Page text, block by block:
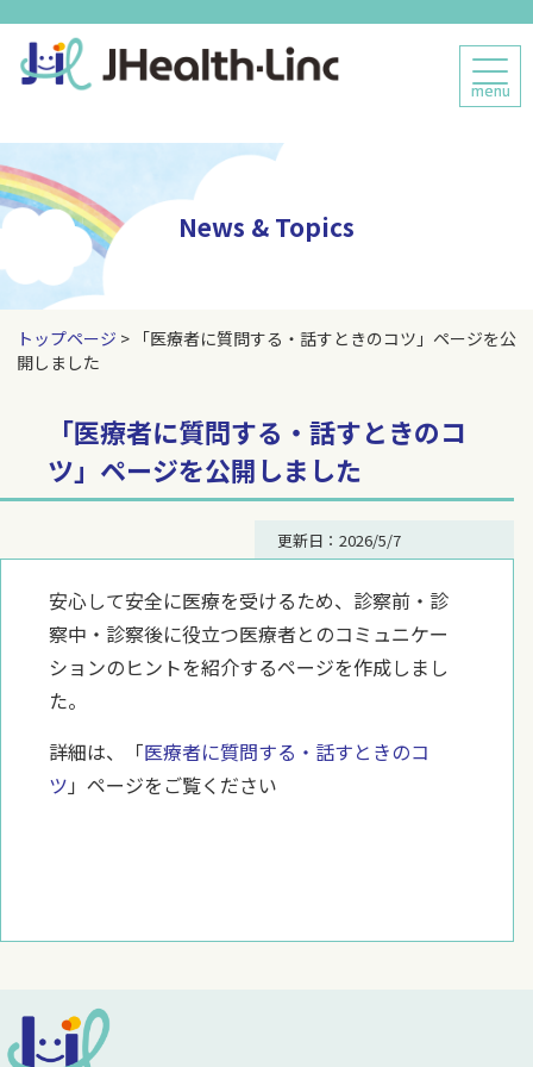
menu
menu
News & Topics
トップページ > 「医療者に質問する・話すときのコツ」ページを公
開しました
「医療者に質問する・話すときのコ
ツ」ページを公開しました
更新日：2026/5/7
安心して安全に医療を受けるため、診察前・診
察中・診察後に役立つ医療者とのコミュニケー
ションのヒントを紹介するページを作成しまし
た。
詳細は、「医療者に質問する・話すときのコ
ツ 」ページをご覧ください